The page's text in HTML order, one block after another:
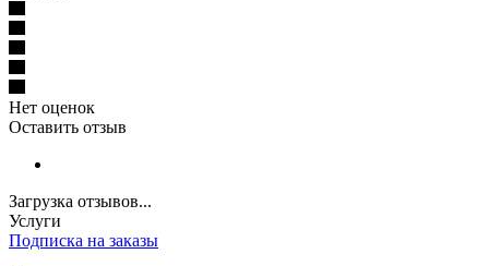
Нет оценок
Оставить отзыв
Загрузка отзывов...
Услуги
Подписка на заказы